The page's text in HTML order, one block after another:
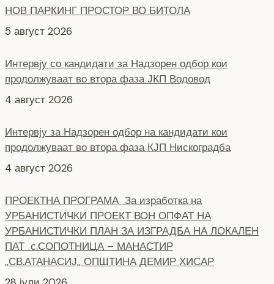
НОВ ПАРКИНГ ПРОСТОР ВО БИТОЛА
5 август 2026
Интервју со кандидати за Надзорен одбор кои
продолжуваат во втора фаза ЈКП Водовод
4 август 2026
Интервју за Надзорен одбор на кандидати кои
продолжуваат во втора фаза КЈП Нискоградба
4 август 2026
ПРОЕКТНА ПРОГРАМА За изработка на
УРБАНИСТИЧКИ ПРОЕКТ ВОН ОПФАТ НА
УРБАНИСТИЧКИ ПЛАН ЗА ИЗГРАДБА НА ЛОКАЛЕН
ПАТ с.СОПОТНИЦА – МАНАСТИР
,,СВ.АТАНАСИЈ,, ОПШТИНА ДЕМИР ХИСАР